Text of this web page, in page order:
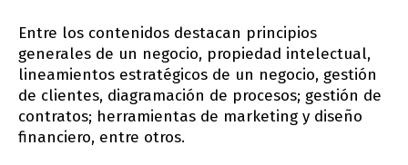
Entre los contenidos destacan principios
generales de un negocio, propiedad intelectual,
lineamientos estratégicos de un negocio, gestión
de clientes, diagramación de procesos; gestión de
contratos; herramientas de marketing y diseño
financiero, entre otros.